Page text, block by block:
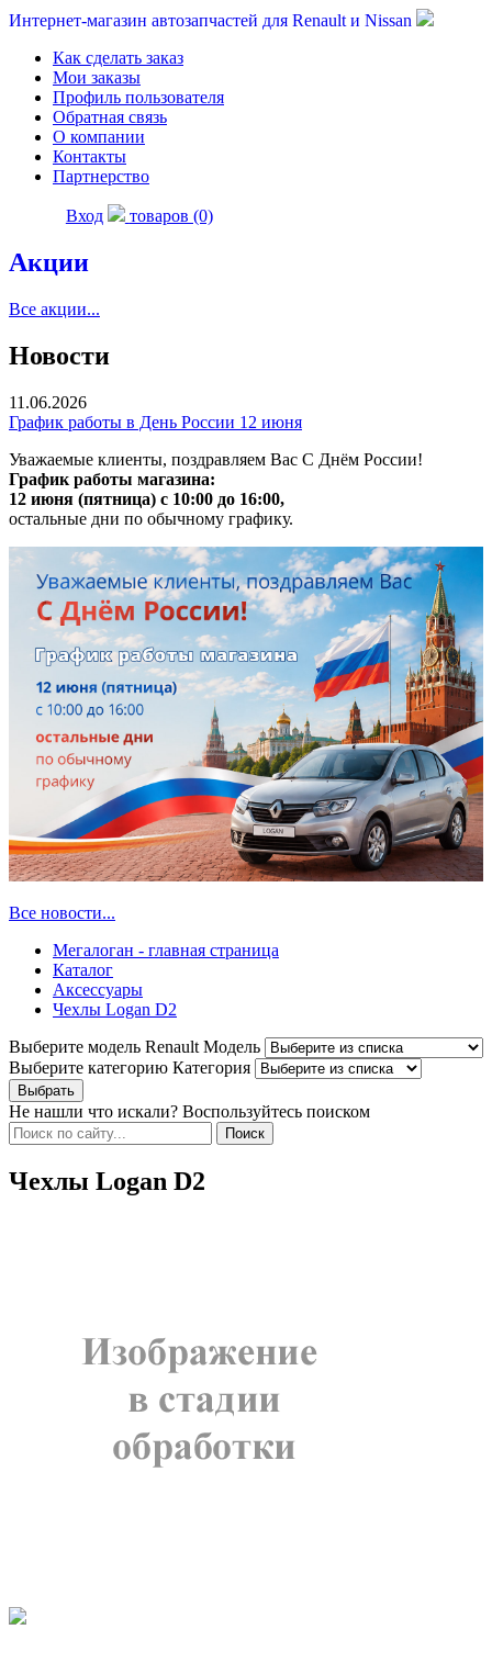
Интернет-магазин автозапчастей для Renault и Nissan
Как сделать заказ
Мои заказы
Профиль пользователя
Обратная связь
О компании
Контакты
Партнерство
Вход товаров (0)
Акции
Все акции...
Новости
11.06.2026
График работы в День России 12 июня
Уважаемые клиенты, поздравляем Вас С Днём России!
График работы магазина:
12 июня (пятница) с 10:00 до 16:00,
остальные дни по обычному графику.
Все новости...
Мегалоган - главная страница
Каталог
Аксессуары
Чехлы Logan D2
Выберите модель Renault Модель
Выберите категорию Категория
Не нашли что искали? Воспользуйтесь поиском
Чехлы Logan D2